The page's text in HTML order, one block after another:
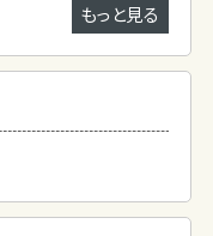
もっと見る